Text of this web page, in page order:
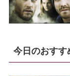
今日のおすす